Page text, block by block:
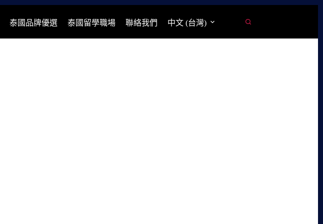
泰國品牌優選 泰國留學職場 聯絡我們 中文 (台灣)